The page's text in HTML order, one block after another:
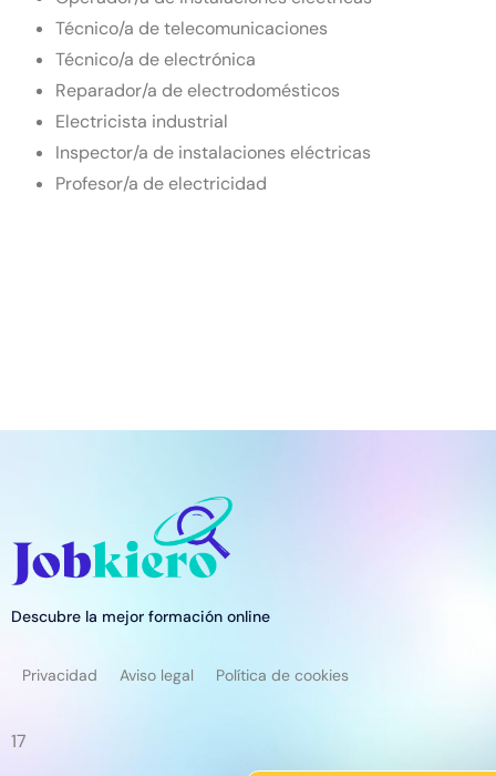
Técnico/a de telecomunicaciones
Técnico/a de electrónica
Reparador/a de electrodomésticos
Electricista industrial
Inspector/a de instalaciones eléctricas
Profesor/a de electricidad
Descubre la mejor formación online
Privacidad Aviso legal Política de cookies
17